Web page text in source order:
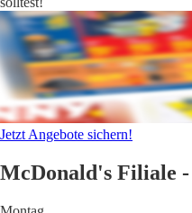
Jetzt Angebote sichern!
McDonald's Filiale